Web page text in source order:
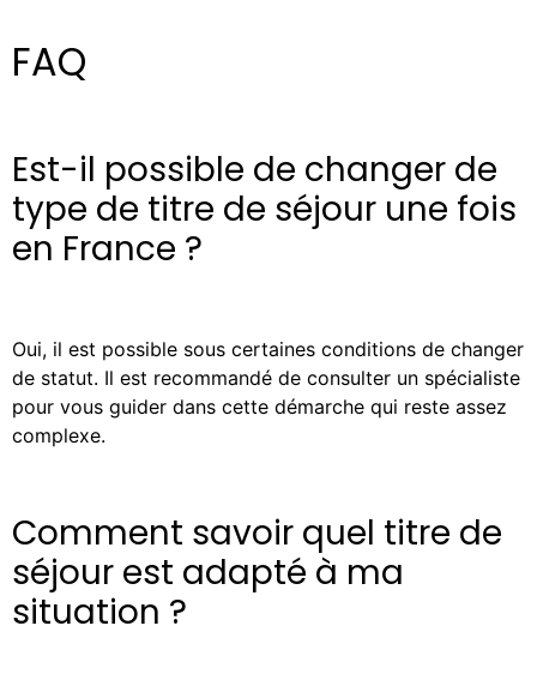
FAQ
Est-il possible de changer de
type de titre de séjour une fois
en France ?
Oui, il est possible sous certaines conditions de changer
de statut. Il est recommandé de consulter un spécialiste
pour vous guider dans cette démarche qui reste assez
complexe.
Comment savoir quel titre de
séjour est adapté à ma
situation ?